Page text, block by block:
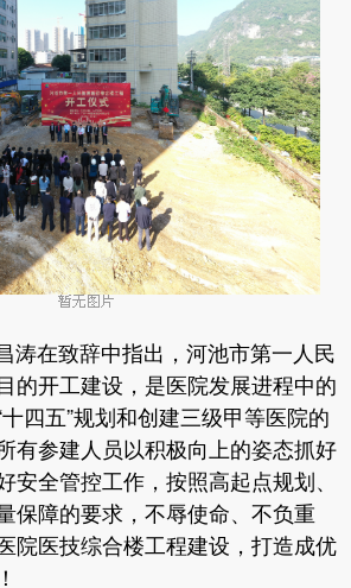
在致辞中指出，河池市第一人民
的开工建设，是医院发展进程中的
四五”规划和创建三级甲等医院的
有参建人员以积极向上的姿态抓好
安全管控工作，按照高起点规划、
保障的要求，不辱使命、不负重
院医技综合楼工程建设，打造成优